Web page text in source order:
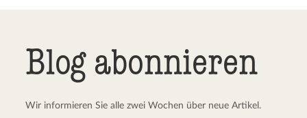
Blog abonnieren
Wir informieren Sie alle zwei Wochen über neue Artikel.